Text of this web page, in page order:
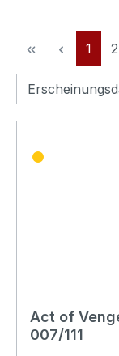
Seite
1 2
Act of
007/111